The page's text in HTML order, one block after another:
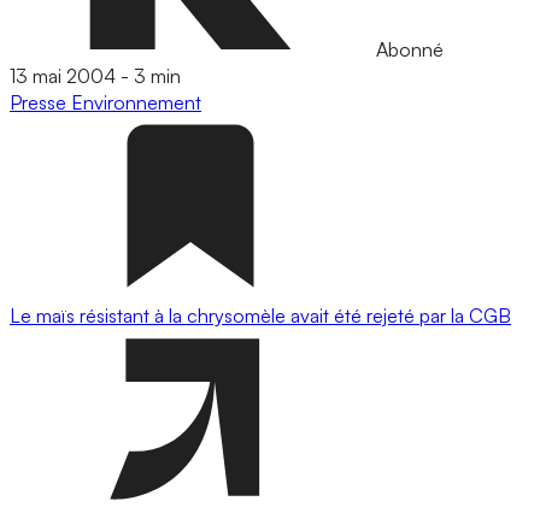
Abonné
13 mai 2004 - 3 min
Presse Environnement
Le maïs résistant à la chrysomèle avait été rejeté par la CGB